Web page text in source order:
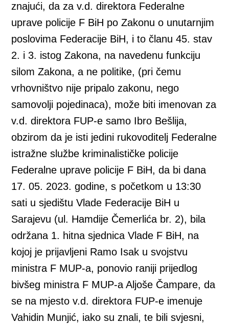
znajući, da za v.d. direktora Federalne
uprave policije F BiH po Zakonu o unutarnjim
poslovima Federacije BiH, i to članu 45. stav
2. i 3. istog Zakona, na navedenu funkciju
silom Zakona, a ne politike, (pri čemu
vrhovništvo nije pripalo zakonu, nego
samovolji pojedinaca), može biti imenovan za
v.d. direktora FUP-e samo Ibro Bešlija,
obzirom da je isti jedini rukovoditelj Federalne
istražne službe kriminalističke policije
Federalne uprave policije F BiH, da bi dana
17. 05. 2023. godine, s početkom u 13:30
sati u sjedištu Vlade Federacije BiH u
Sarajevu (ul. Hamdije Čemerlića br. 2), bila
održana 1. hitna sjednica Vlade F BiH, na
kojoj je prijavljeni Ramo Isak u svojstvu
ministra F MUP-a, ponovio raniji prijedlog
bivšeg ministra F MUP-a Aljoše Čampare, da
se na mjesto v.d. direktora FUP-e imenuje
Vahidin Munjić, iako su znali, te bili svjesni,